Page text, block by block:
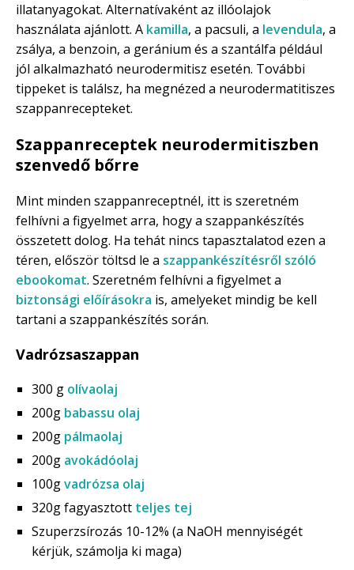
illatanyagokat. Alternatívaként az illóolajok
használata ajánlott. A kamilla, a pacsuli, a levendula, a
zsálya, a benzoin, a geránium és a szantálfa például
jól alkalmazható neurodermitisz esetén. További
tippeket is találsz, ha megnézed a neurodermatitiszes
szappanrecepteket.
Szappanreceptek neurodermitiszben
szenvedő bőrre
Mint minden szappanreceptnél, itt is szeretném
felhívni a figyelmet arra, hogy a szappankészítés
összetett dolog. Ha tehát nincs tapasztalatod ezen a
téren, először töltsd le a szappankészítésről szóló
ebookomat. Szeretném felhívni a figyelmet a
biztonsági előírásokra is, amelyeket mindig be kell
tartani a szappankészítés során.
Vadrózsaszappan
300 g olívaolaj
200g babassu olaj
200g pálmaolaj
200g avokádóolaj
100gvadrózsa olaj
320g fagyasztott teljes tej
Szuperzsírozás 10-12% (a NaOH mennyiségét
kérjük, számolja ki maga)